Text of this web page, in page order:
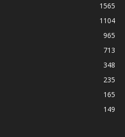
1565
1104
965
713
348
235
165
149